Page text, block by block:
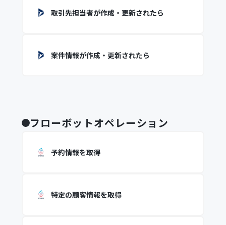
取引先担当者が作成・更新されたら
案件情報が作成・更新されたら
フローボットオペレーション
予約情報を取得
特定の顧客情報を取得